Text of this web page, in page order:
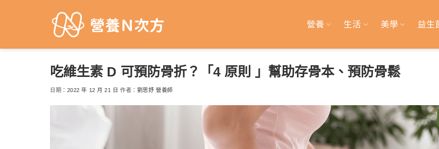
營養 生活 美學 益生
吃維生素 D 可預防骨折？「4 原則 」幫助存骨本、預防骨鬆
日期： 2022 年 12 月 21 日 作者： 劉思妤 營養師